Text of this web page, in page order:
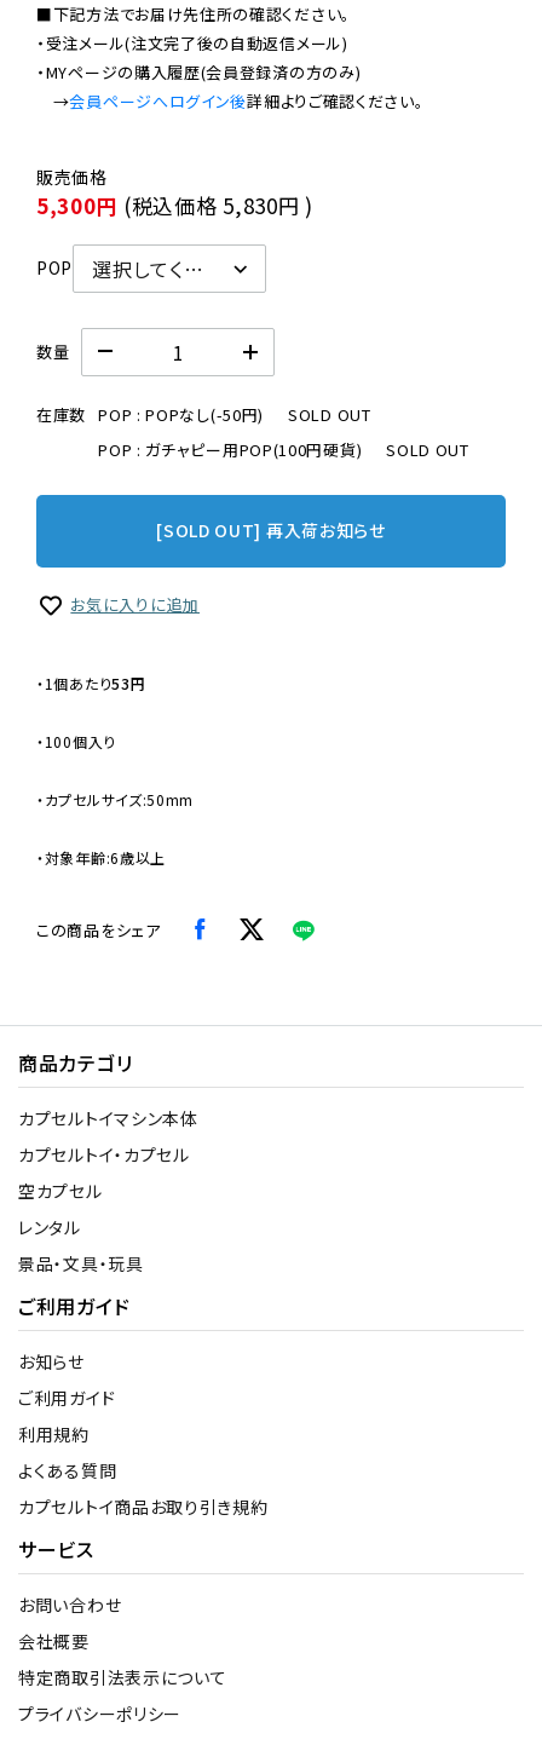
■下記方法でお届け先住所の確認ください。
・受注メール(注文完了後の自動返信メール)
・MYページの購入履歴(会員登録済の方のみ)
→会員ページへログイン後
5,300円 (税込価格 5,830円 )
POP
数量
在庫数 POP : POPなし(-50円)
SOLD OUT
POP : ガチャピー用POP(100円硬貨)
SOLD OUT
[SOLD OUT] 再入荷お知らせ
お気に入りに追加
・1個あたり53円
・100個入り
・カプセルサイズ:50mm
・対象年齢:6歳以上
この商品をシェア
商品カテゴリ
カプセルトイマシン本体
カプセルトイ・カプセル
空カプセル
レンタル
景品・文具・玩具
ご利用ガイド
お知らせ
ご利用ガイド
利用規約
よくある質問
カプセルトイ商品お取り引き規約
サービス
お問い合わせ
会社概要
特定商取引法表示について
プライバシーポリシー